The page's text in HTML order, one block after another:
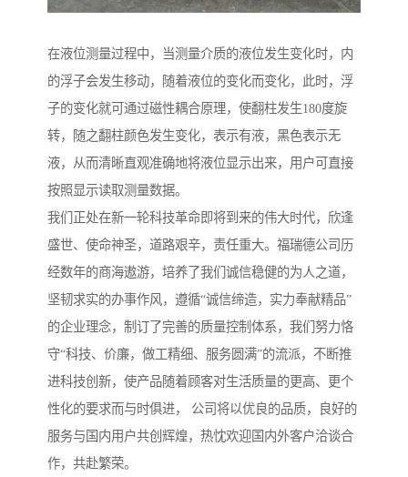
在液位测量过程中，当测量介质的液位发生变化时，内
的浮子会发生移动，随着液位的变化而变化，此时，浮
子的变化就可通过磁性耦合原理，使翻柱发生180度旋
转，随之翻柱颜色发生变化，表示有液，黑色表示无
液，从而清晰直观准确地将液位显示出来，用户可直接
按照显示读取测量数据。
我们正处在新一轮科技革命即将到来的伟大时代，欣逢
盛世、使命神圣，道路艰辛，责任重大。福瑞德公司历
经数年的商海遨游，培养了我们诚信稳健的为人之道，
坚韧求实的办事作风，遵循“诚信缔造，实力奉献精品”
的企业理念，制订了完善的质量控制体系，我们努力恪
守“科技、价廉，做工精细、服务圆满”的流派，不断推
进科技创新，使产品随着顾客对生活质量的更高、更个
性化的要求而与时俱进， 公司将以优良的品质，良好的
服务与国内用户共创辉煌，热忱欢迎国内外客户洽谈合
作，共赴繁荣。